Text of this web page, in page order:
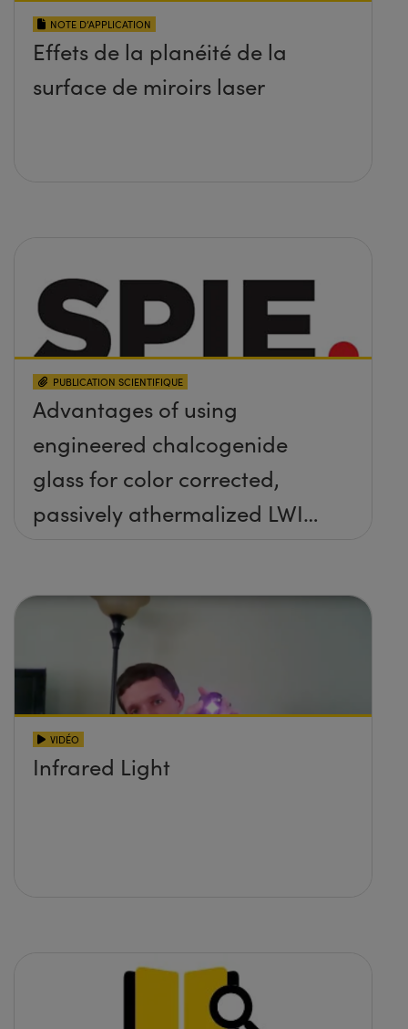
NOTE D’APPLICATION
Effets de la planéité de la
surface de miroirs laser
PUBLICATION SCIENTIFIQUE
Advantages of using
engineered chalcogenide
glass for color corrected,
passively athermalized LWIR
VIDÉO
Infrared Light